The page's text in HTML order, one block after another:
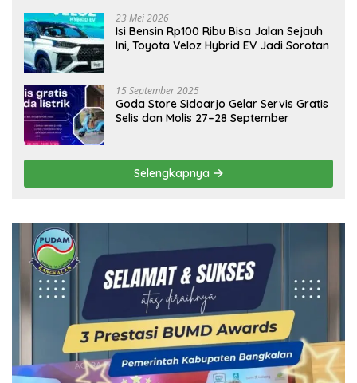
23 Mei 2026
Isi Bensin Rp100 Ribu Bisa Jalan Sejauh
Ini, Toyota Veloz Hybrid EV Jadi Sorotan
15 September 2025
Goda Store Sidoarjo Gelar Servis Gratis
Selis dan Molis 27–28 September
Selengkapnya